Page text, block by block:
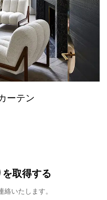
ーテン
取得する
いたします。